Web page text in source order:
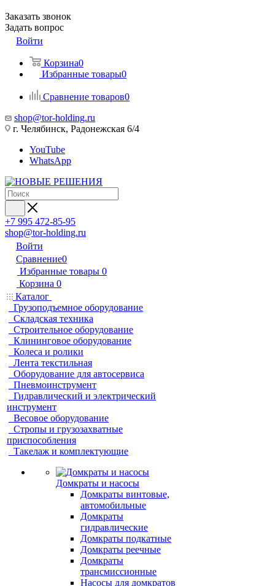
Заказать звонок
Задать вопрос
Войти
Корзина0
Избранные товары0
Сравнение товаров0
shop@tor-holding.ru
г. Челябинск, Радонежская 6/4
YouTube
WhatsApp
+7 995 472-85-95
shop@tor-holding.ru
Войти
Сравнение0
Избранные товары 0
Корзина 0
Каталог
Грузоподъемное оборудование
Складская техника
Строительное оборудование
Клининговое оборудование
Колеса и ролики
Лента текстильная
Оборудование для автосервиса
Пневмоинструмент
Гидравлический и электрический
инструмент
Весовое оборудование
Стропы и грузозахватные
приспособления
Такелаж и комплектующие
Домкраты и насосы
Домкраты винтовые,
автомобильные
Домкраты
гидравлические
Домкраты подкатные
Домкраты реечные
Домкраты
трансмиссионные
Насосы для домкратов